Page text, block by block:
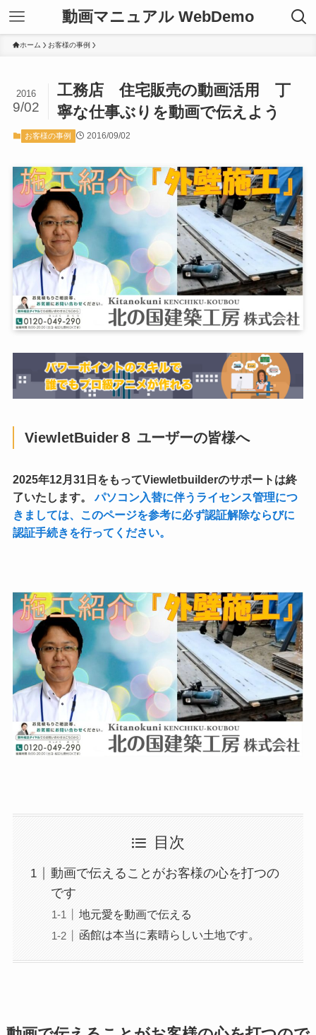
動画マニュアル WebDemo
ホーム お客様の事例
工務店 住宅販売の動画活用 丁
寧な仕事ぶりを動画で伝えよう
2016
9/02
お客様の事例 2016/09/02
ViewletBuider８ ユーザーの皆様へ
2025年12月31日をもってViewletbuilderのサポートは終
了いたします。
パソコン入替に伴うライセンス管理につ
きましては、このページを参考に必ず認証解除ならびに
認証手続きを行ってください。
目次
動画で伝えることがお客様の心を打つの
です
地元愛を動画で伝える
函館は本当に素晴らしい土地です。